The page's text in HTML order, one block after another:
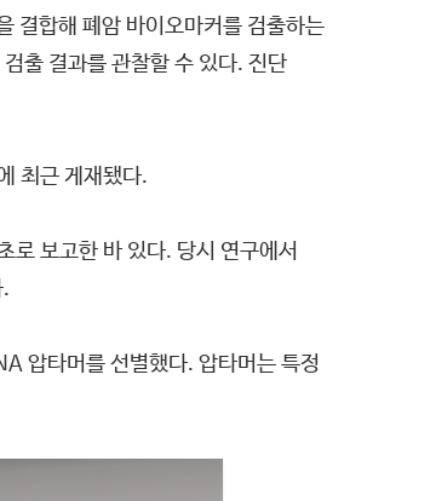
결합해 폐암 바이오마커를 검출하는
출 결과를 관찰할 수 있다. 진단
최근 게재됐다.
보고한 바 있다. 당시 연구에서
압타머를 선별했다. 압타머는 특정